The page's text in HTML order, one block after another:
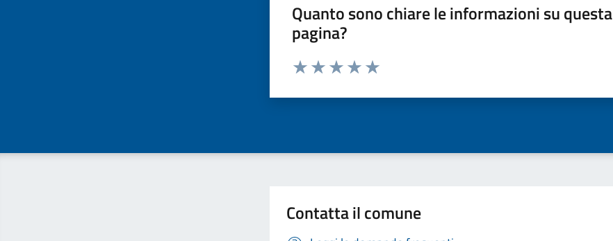
Quanto sono chiare le informazioni su questa
pagina?
Valuta da 1 a 5 stelle la pagina
Contatta il comune